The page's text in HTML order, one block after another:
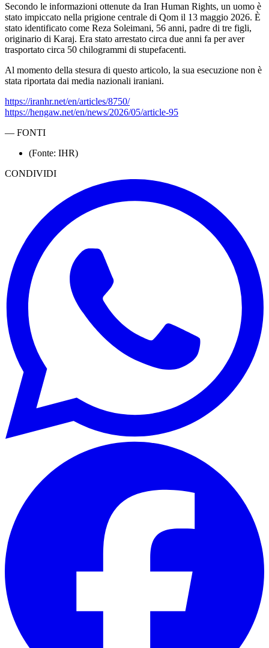
Secondo le informazioni ottenute da Iran Human Rights, un uomo è
stato impiccato nella prigione centrale di Qom il 13 maggio 2026. È
stato identificato come Reza Soleimani, 56 anni, padre di tre figli,
originario di Karaj. Era stato arrestato circa due anni fa per aver
trasportato circa 50 chilogrammi di stupefacenti.
Al momento della stesura di questo articolo, la sua esecuzione non è
stata riportata dai media nazionali iraniani.
https://iranhr.net/en/articles/8750/
https://hengaw.net/en/news/2026/05/article-95
— FONTI
(Fonte: IHR)
CONDIVIDI